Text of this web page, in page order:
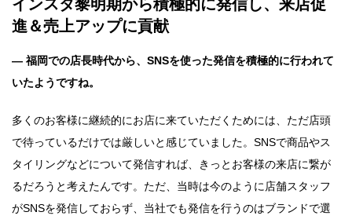
インスタ黎明期から積極的に発信し、来店促
進＆売上アップに貢献
― 福岡での店長時代から、SNSを使った発信を積極的に行われて
いたようですね。
多くのお客様に継続的にお店に来ていただくためには、ただ店頭
で待っているだけでは厳しいと感じていました。SNSで商品やス
タイリングなどについて発信すれば、きっとお客様の来店に繋が
るだろうと考えたんです。ただ、当時は今のように店舗スタッフ
がSNSを発信しておらず、当社でも発信を行うのはブランドで選